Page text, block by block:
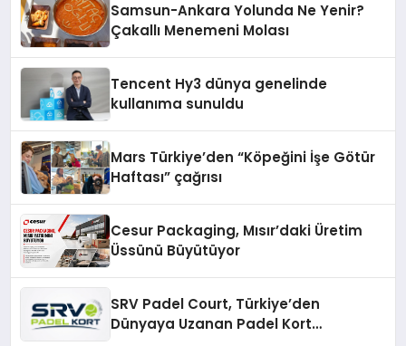
Samsun-Ankara Yolunda Ne Yenir?
Çakallı Menemeni Molası
Tencent Hy3 dünya genelinde
kullanıma sunuldu
Mars Türkiye’den “Köpeğini İşe Götür
Haftası” çağrısı
Cesur Packaging, Mısır’daki Üretim
Üssünü Büyütüyor
SRV Padel Court, Türkiye’den
Dünyaya Uzanan Padel Kort